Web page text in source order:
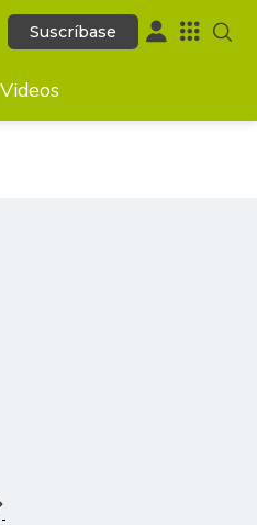
Suscríbase
Suscríbase
Videos